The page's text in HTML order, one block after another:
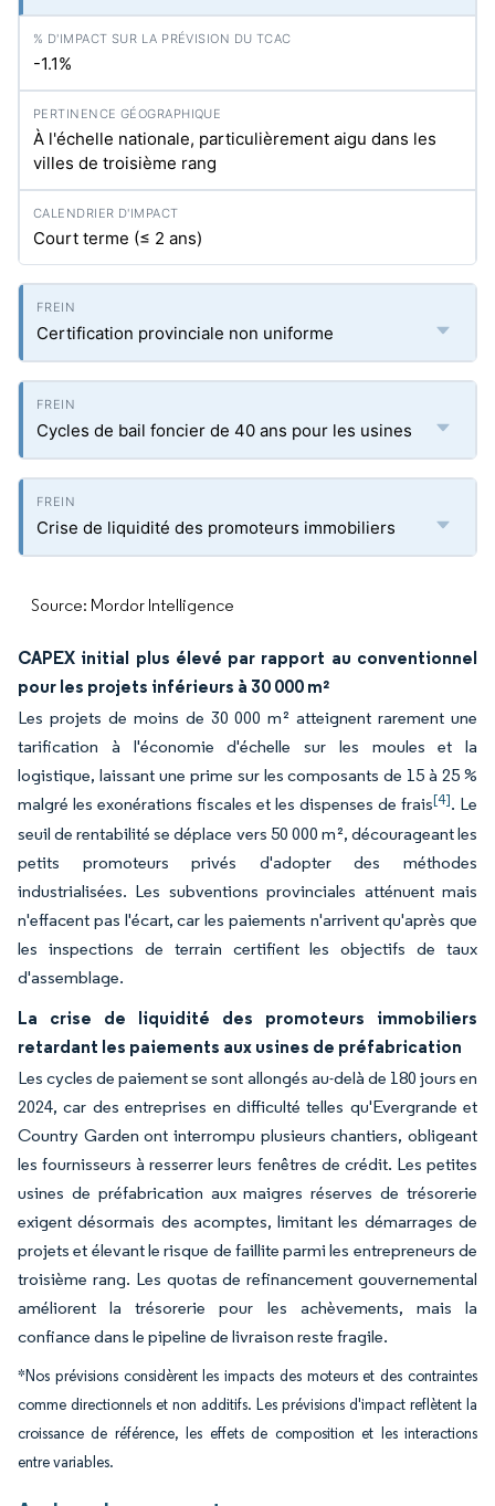
-1.1%
À l'échelle nationale, particulièrement aigu dans les
villes de troisième rang
Court terme (≤ 2 ans)
Certification provinciale non uniforme
Cycles de bail foncier de 40 ans pour les usines
Crise de liquidité des promoteurs immobiliers
Source: Mordor Intelligence
CAPEX initial plus élevé par rapport au conventionnel
pour les projets inférieurs à 30 000 m²
Les projets de moins de 30 000 m² atteignent rarement une
tarification à l'économie d'échelle sur les moules et la
logistique, laissant une prime sur les composants de 15 à 25 %
malgré les exonérations fiscales et les dispenses de frais[4]. Le
seuil de rentabilité se déplace vers 50 000 m², décourageant les
petits promoteurs privés d'adopter des méthodes
industrialisées. Les subventions provinciales atténuent mais
n'effacent pas l'écart, car les paiements n'arrivent qu'après que
les inspections de terrain certifient les objectifs de taux
d'assemblage.
La crise de liquidité des promoteurs immobiliers
retardant les paiements aux usines de préfabrication
Les cycles de paiement se sont allongés au-delà de 180 jours en
2024, car des entreprises en difficulté telles qu'Evergrande et
Country Garden ont interrompu plusieurs chantiers, obligeant
les fournisseurs à resserrer leurs fenêtres de crédit. Les petites
usines de préfabrication aux maigres réserves de trésorerie
exigent désormais des acomptes, limitant les démarrages de
projets et élevant le risque de faillite parmi les entrepreneurs de
troisième rang. Les quotas de refinancement gouvernemental
améliorent la trésorerie pour les achèvements, mais la
confiance dans le pipeline de livraison reste fragile.
*Nos prévisions considèrent les impacts des moteurs et des contraintes
comme directionnels et non additifs. Les prévisions d'impact reflètent la
croissance de référence, les effets de composition et les interactions
entre variables.